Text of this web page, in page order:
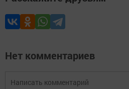
Нет комментариев